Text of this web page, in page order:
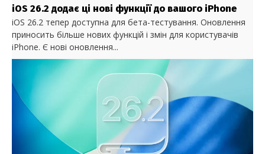
iOS 26.2 додає ці нові функції до вашого iPhone
iOS 26.2 тепер доступна для бета-тестування. Оновлення
приносить більше нових функцій і змін для користувачів
iPhone. Є нові оновлення...